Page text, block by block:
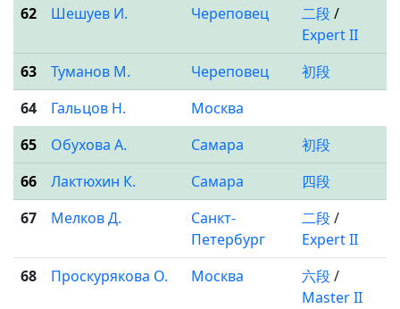
62
Шешуев И. Череповец 二段/
Expert II
63
Туманов М. Череповец
初段
64
Гальцов Н.
Москва
65
Обухова А. Самара
初段
66
Лактюхин К. Самара
四段
67
Мелков Д.
Санкт-
Петербург
二段/
Expert II
68
Проскурякова О. Москва 六段/
Master II